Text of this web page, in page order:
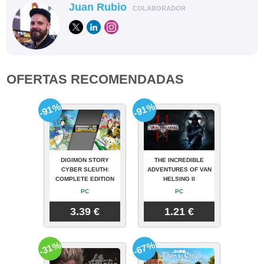
Juan Rubio COLABORADOR
OFERTAS RECOMENDADAS
DIGIMON STORY
CYBER SLEUTH:
COMPLETE EDITION
PC
3.39 €
-91%
THE INCREDIBLE
ADVENTURES OF VAN
HELSING II
PC
1.21 €
-91%
-31% -67%